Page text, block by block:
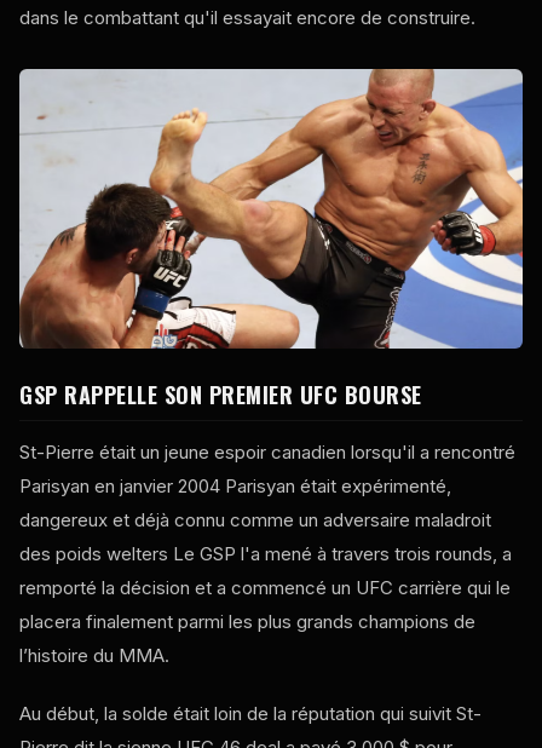
dans le combattant qu'il essayait encore de construire.
GSP RAPPELLE SON PREMIER UFC BOURSE
St-Pierre était un jeune espoir canadien lorsqu'il a rencontré
Parisyan en janvier 2004 Parisyan était expérimenté,
dangereux et déjà connu comme un adversaire maladroit
des poids welters Le GSP l'a mené à travers trois rounds, a
remporté la décision et a commencé un UFC carrière qui le
placera finalement parmi les plus grands champions de
l’histoire du MMA.
Au début, la solde était loin de la réputation qui suivit St-